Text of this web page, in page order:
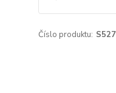
Číslo produktu: